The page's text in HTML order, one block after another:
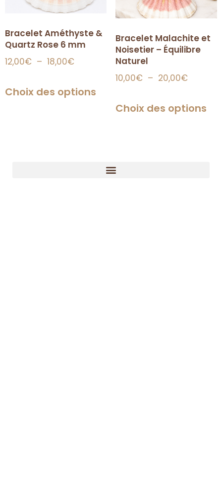
Bracelet Améthyste &
Quartz Rose 6 mm
12,00€ – 18,00€
Choix des options
Bracelet Malachite et
Noisetier – Équilibre
Naturel
10,00€ – 20,00€
Choix des options